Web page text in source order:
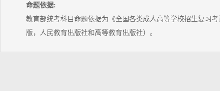
命题依据:
教育部统考科目命题依据为《全国各类成人高等学校招生复习考
版，人民教育出版社和高等教育出版社）。